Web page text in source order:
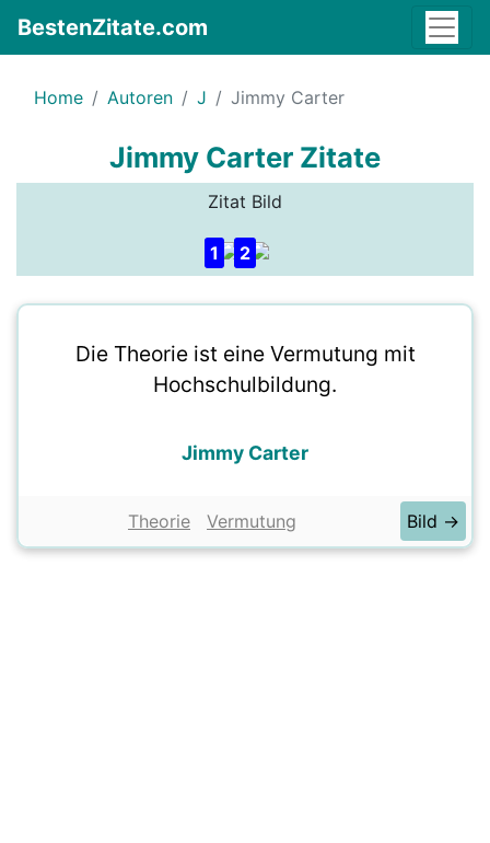
BestenZitate.com
Home Autoren J Jimmy Carter
Jimmy Carter Zitate
Zitat Bild
1 2
Die Theorie ist eine Vermutung mit
Hochschulbildung.
Jimmy Carter
Theorie Vermutung Bild →